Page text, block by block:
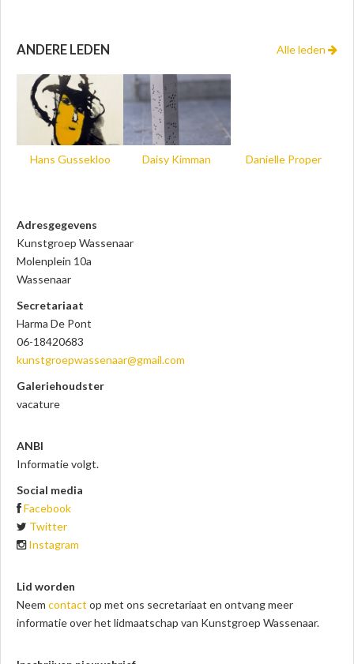
Alle leden
ANDERE LEDEN
Hans Gussekloo Daisy Kimman Danielle Proper
Adresgegevens
Kunstgroep Wassenaar
Molenplein 10a
Wassenaar
Secretariaat
Harma De Pont
06-18420683
kunstgroepwassenaar@gmail.com
Galeriehoudster
vacature
ANBI
Informatie volgt.
Social media
Facebook
Twitter
Instagram
Lid worden
Neem contact op met ons secretariaat en ontvang meer
informatie over het lidmaatschap van Kunstgroep Wassenaar.